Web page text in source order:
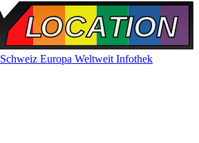
Schweiz Europa Weltweit Infothek